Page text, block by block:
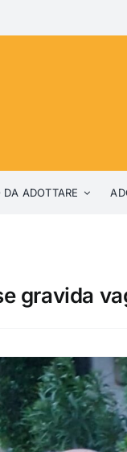
DA ADOTTARE
gravida